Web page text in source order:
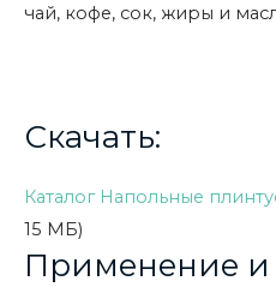
чай, кофе, сок, жиры и
Скачать:
Каталог Напольные
15 МБ)
Применение и